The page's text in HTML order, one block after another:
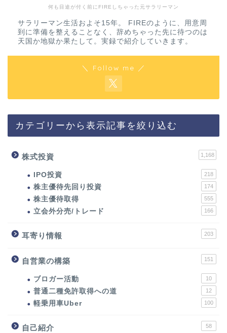
何も目途が付く前にFIREしちゃった元サラリーマン
サラリーマン生活およそ15年。 FIREのように、用意周
到に準備を整えることなく、辞めちゃった先に待つのは
天国か地獄か果たして。実録で紹介していきます。
＼ Follow me ／
カテゴリーから表示記事を絞り込む
株式投資 1,168
IPO投資 218
株主優待先回り投資 174
株主優待取得 555
立会外分売/トレード 166
耳寄り情報 203
自営業の構築 151
ブロガー活動 10
普通二種免許取得への道 12
軽乗用車Uber 100
自己紹介 58